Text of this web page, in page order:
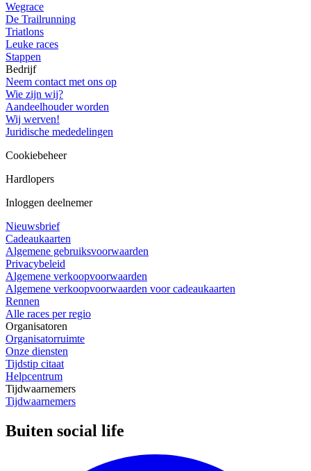
Wegrace
De Trailrunning
Triatlons
Leuke races
Stappen
Bedrijf
Neem contact met ons op
Wie zijn wij?
Aandeelhouder worden
Wij werven!
Juridische mededelingen
Cookiebeheer
Hardlopers
Inloggen deelnemer
Nieuwsbrief
Cadeaukaarten
Algemene gebruiksvoorwaarden
Privacybeleid
Algemene verkoopvoorwaarden
Algemene verkoopvoorwaarden voor cadeaukaarten
Rennen
Alle races per regio
Organisatoren
Organisatorruimte
Onze diensten
Tijdstip citaat
Helpcentrum
Tijdwaarnemers
Tijdwaarnemers
Buiten social life